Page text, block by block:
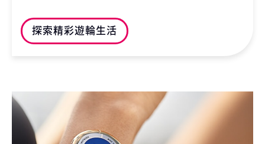
探索精彩遊輪生活